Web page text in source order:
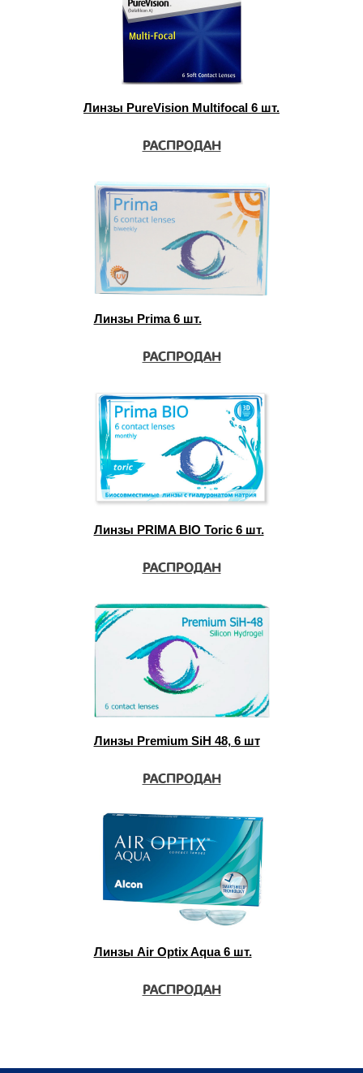
Линзы PureVision Multifocal 6 шт.
РАСПРОДАН
Линзы Prima 6 шт.
РАСПРОДАН
Линзы PRIMA BIO Toric 6 шт.
РАСПРОДАН
Линзы Premium SiH 48, 6 шт
РАСПРОДАН
Линзы Air Optix Aqua 6 шт.
РАСПРОДАН